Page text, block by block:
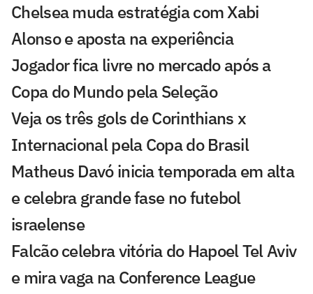
Chelsea muda estratégia com Xabi
Alonso e aposta na experiência
Jogador fica livre no mercado após a
Copa do Mundo pela Seleção
Veja os três gols de Corinthians x
Internacional pela Copa do Brasil
Matheus Davó inicia temporada em alta
e celebra grande fase no futebol
israelense
Falcão celebra vitória do Hapoel Tel Aviv
e mira vaga na Conference League